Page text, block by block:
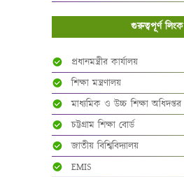
গুরুত্বপূর্ণ লিংক
প্রধানমন্ত্রীর কার্যালয়
শিক্ষা মন্ত্রণালয়
মাধ্যমিক ও উচ্চ শিক্ষা অধিদপ্তর
চট্টগ্রাম শিক্ষা বোর্ড
জাতীয় বিশ্বিবিদ্যালয়
EMIS